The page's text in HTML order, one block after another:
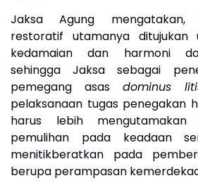
Jaksa Agung mengatakan,
restoratif utamanya ditujukan
kedamaian dan harmoni
sehingga Jaksa sebagai
pemegang asas dominus
pelaksanaan tugas penegakan
harus lebih mengutamakan
pemulihan pada keadaan
menitikberatkan pada
berupa perampasan